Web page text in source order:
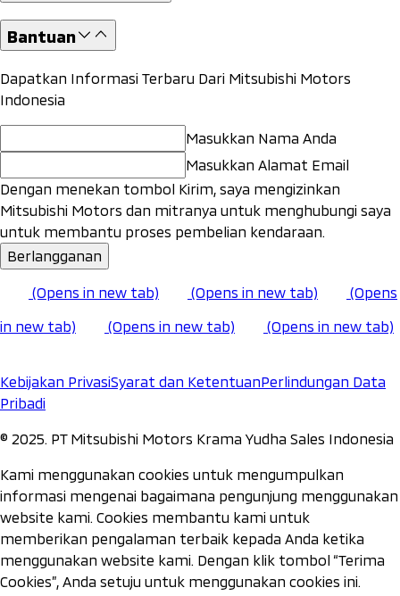
Bantuan
Dapatkan Informasi Terbaru Dari Mitsubishi Motors
Indonesia
Masukkan Nama Anda
Masukkan Alamat Email
Dengan menekan tombol Kirim, saya mengizinkan
Mitsubishi Motors dan mitranya untuk menghubungi saya
untuk membantu proses pembelian kendaraan.
Berlangganan
(Opens in new tab) (Opens in new tab)
(Opens
in new tab)
(Opens in new tab) (Opens in new tab)
Kebijakan PrivasiSyarat dan KetentuanPerlindungan Data
Pribadi
©️ 2025. PT Mitsubishi Motors Krama Yudha Sales Indonesia
Kami menggunakan cookies untuk mengumpulkan
informasi mengenai bagaimana pengunjung menggunakan
website kami. Cookies membantu kami untuk
memberikan pengalaman terbaik kepada Anda ketika
menggunakan website kami. Dengan klik tombol “Terima
Cookies”, Anda setuju untuk menggunakan cookies ini.